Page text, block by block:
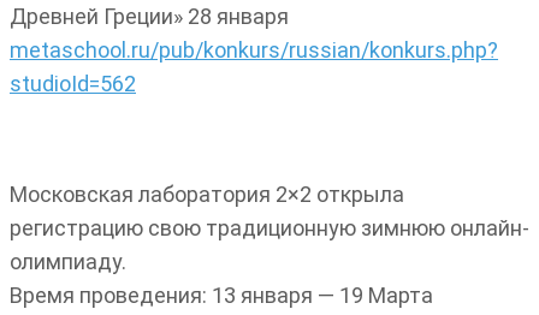
Древней Греции» 28 января
metaschool.ru/pub/konkurs/russian/konkurs.php?
studioId=562
Московская лаборатория 2×2 открыла
регистрацию свою традиционную зимнюю онлайн-
олимпиаду.
Время проведения: 13 января — 19 Марта